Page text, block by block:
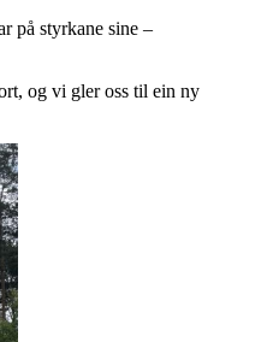
på styrkane sine –
og vi gler oss til ein ny